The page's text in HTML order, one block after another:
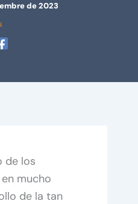
de 2023
de los
mucho
de la tan